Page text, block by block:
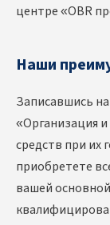
центре «OBR
Наши
Записавшись
«Организация
средств при их
приобретете
вашей